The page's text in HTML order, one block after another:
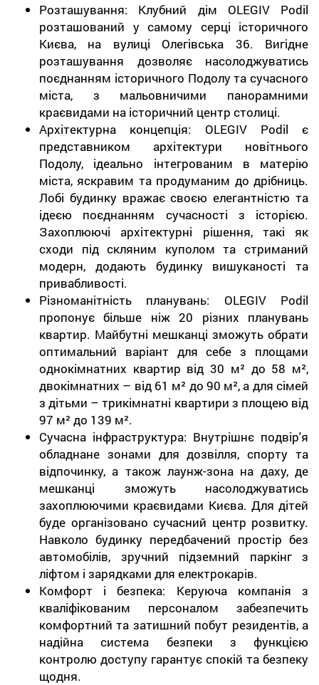
Розташування: Клубний дім OLEGIV Podil
розташований у самому серці історичного
Києва, на вулиці Олегівська 36. Вигідне
розташування дозволяє насолоджуватись
поєднанням історичного Подолу та сучасного
міста, з мальовничими панорамними
краєвидами на історичний центр столиці.
Архітектурна концепція: OLEGIV Podil є
представником архітектури новітнього
Подолу, ідеально інтегрованим в матерію
міста, яскравим та продуманим до дрібниць.
Лобі будинку вражає своєю елегантністю та
ідеєю поєднанням сучасності з історією.
Захоплюючі архітектурні рішення, такі як
сходи під скляним куполом та стриманий
модерн, додають будинку вишуканості та
привабливості.
Різноманітність планувань: OLEGIV Podil
пропонує більше ніж 20 різних планувань
квартир. Майбутні мешканці зможуть обрати
оптимальний варіант для себе з площами
однокімнатних квартир від 30 м² до 58 м²,
двокімнатних – від 61 м² до 90 м², а для сімей
з дітьми – трикімнатні квартири з площею від
97 м² до 139 м².
Сучасна інфраструктура: Внутрішнє подвір'я
обладнане зонами для дозвілля, спорту та
відпочинку, а також лаунж-зона на даху, де
мешканці зможуть насолоджуватись
захоплюючими краєвидами Києва. Для дітей
буде організовано сучасний центр розвитку.
Навколо будинку передбачений простір без
автомобілів, зручний підземний паркінг з
ліфтом і зарядками для електрокарів.
Комфорт і безпека: Керуюча компанія з
кваліфікованим персоналом забезпечить
комфортний та затишний побут резидентів, а
надійна система безпеки з функцією
контролю доступу гарантує спокій та безпеку
щодня.